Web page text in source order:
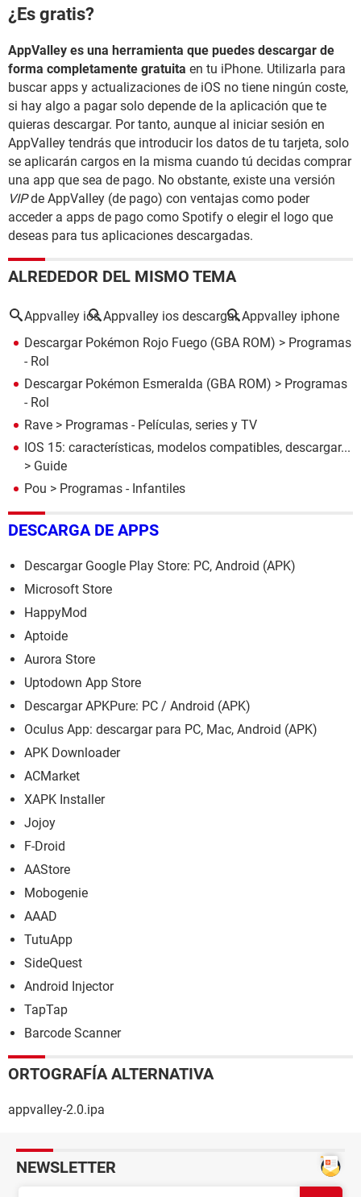
¿Es gratis?
AppValley es una herramienta que puedes descargar de
forma completamente gratuita en tu iPhone. Utilizarla para
buscar apps y actualizaciones de iOS no tiene ningún coste,
si hay algo a pagar solo depende de la aplicación que te
quieras descargar. Por tanto, aunque al iniciar sesión en
AppValley tendrás que introducir los datos de tu tarjeta, solo
se aplicarán cargos en la misma cuando tú decidas comprar
una app que sea de pago. No obstante, existe una versión
VIPde AppValley (de pago) con ventajas como poder
acceder a apps de pago como Spotify o elegir el logo que
deseas para tus aplicaciones descargadas.
ALREDEDOR DEL MISMO TEMA
Appvalley ios Appvalley ios descargar Appvalley iphone
Descargar Pokémon Rojo Fuego (GBA ROM) > Programas
- Rol
Descargar Pokémon Esmeralda (GBA ROM) > Programas
- Rol
Rave > Programas - Películas, series y TV
IOS 15: características, modelos compatibles, descargar...
> Guide
Pou > Programas - Infantiles
DESCARGA DE APPS
Descargar Google Play Store: PC, Android (APK)
Microsoft Store
HappyMod
Aptoide
Aurora Store
Uptodown App Store
Descargar APKPure: PC / Android (APK)
Oculus App: descargar para PC, Mac, Android (APK)
APK Downloader
ACMarket
XAPK Installer
Jojoy
F-Droid
AAStore
Mobogenie
AAAD
TutuApp
SideQuest
Android Injector
TapTap
Barcode Scanner
ORTOGRAFÍA ALTERNATIVA
appvalley-2.0.ipa
NEWSLETTER